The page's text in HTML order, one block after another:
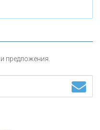
предложения.